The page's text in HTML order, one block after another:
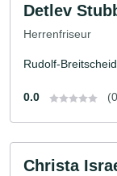
Detlev
Herrenfriseur
Rudolf-
0.0
Christa